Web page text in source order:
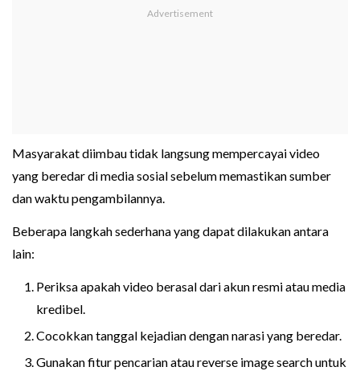
Masyarakat diimbau tidak langsung mempercayai video
yang beredar di media sosial sebelum memastikan sumber
dan waktu pengambilannya.
Beberapa langkah sederhana yang dapat dilakukan antara
lain:
Periksa apakah video berasal dari akun resmi atau media
kredibel.
Cocokkan tanggal kejadian dengan narasi yang beredar.
Gunakan fitur pencarian atau reverse image search untuk